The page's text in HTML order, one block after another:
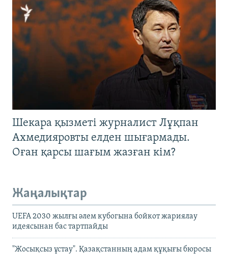
Шекара қызметі журналист Лұқпан
Ахмедияровты елден шығармады.
Оған қарсы шағым жазған кім?
Жаңалықтар
UEFA 2030 жылғы әлем кубогына бойкот жариялау
идеясынан бас тартпайды
"Жосықсыз ұстау". Қазақстанның адам құқығы бюросы